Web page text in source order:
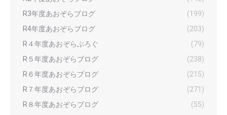
R3年度あおぞらブログ
(199)
R4年度あおぞらブログ
(203)
R４年度あおぞらぶろぐ
(79)
R５年度あおぞらブログ
(238)
R６年度あおぞらブログ
(215)
R７年度あおぞらブログ
(271)
R８年度あおぞらブログ
(55)